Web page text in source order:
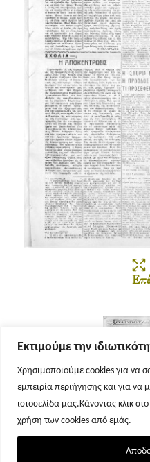
Εκτιμούμε την
Χρησιμοποιούμε cookies για να
εμπειρία περιήγησης και για
ιστοσελίδα μας.Κάνοντας κλικ
χρήση των cookies από εμάς.
Σελίδα 1